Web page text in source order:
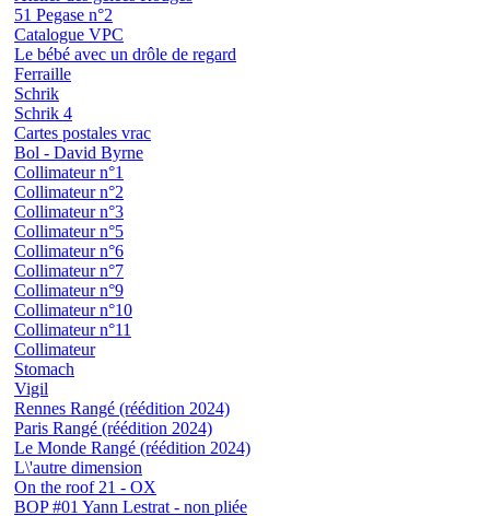
51 Pegase n°2
Catalogue VPC
Le bébé avec un drôle de regard
Ferraille
Schrik
Schrik 4
Cartes postales vrac
Bol - David Byrne
Collimateur n°1
Collimateur n°2
Collimateur n°3
Collimateur n°5
Collimateur n°6
Collimateur n°7
Collimateur n°9
Collimateur n°10
Collimateur n°11
Collimateur
Stomach
Vigil
Rennes Rangé (réédition 2024)
Paris Rangé (réédition 2024)
Le Monde Rangé (réédition 2024)
L\'autre dimension
On the roof 21 - OX
BOP #01 Yann Lestrat - non pliée